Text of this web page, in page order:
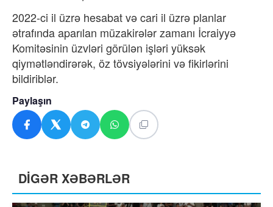
2022-ci il üzrə hesabat və cari il üzrə planlar
ətrafında aparılan müzakirələr zamanı İcraiyyə
Komitəsinin üzvləri görülən işləri yüksək
qiymətləndirərək, öz tövsiyələrini və fikirlərini
bildiriblər.
Paylaşın
DİGƏR XƏBƏRLƏR